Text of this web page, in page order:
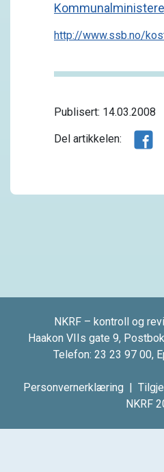
http://www.ssb.no/
Publisert: 14.03.2008
Del artikkelen:
NKRF – kontroll og
Haakon VIIs gate 9,
Telefon: 23 23 97 00,
Personvernerklæring |
NKRF